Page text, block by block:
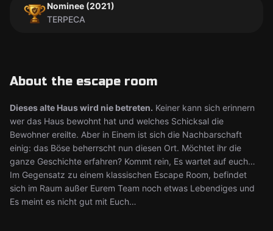
Nominee (2021)
TERPECA
About the escape room
Dieses alte Haus wird nie betreten. Keiner kann sich erinnern
wer das Haus bewohnt hat und welches Schicksal die
Bewohner ereilte. Aber in Einem ist sich die Nachbarschaft
einig: das Böse beherrscht nun diesen Ort. Möchtet ihr die
ganze Geschichte erfahren? Kommt rein, Es wartet auf euch…
Im Gegensatz zu einem klassischen Escape Room, befindet
sich im Raum außer Eurem Team noch etwas Lebendiges und
Es meint es nicht gut mit Euch…